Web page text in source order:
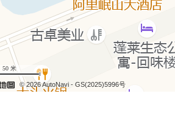
50 米
© 2026 AutoNavi - GS(2025)5996号